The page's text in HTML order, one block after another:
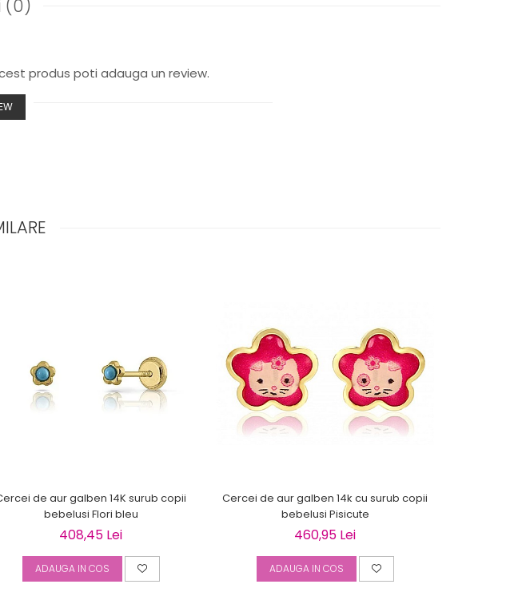
(0)
produs poti adauga un review.
de aur galben 14K surub copii
bebelusi Flori bleu
408,45 Lei
ADAUGA IN COS
Cercei de aur galben 14k cu surub copii
bebelusi Pisicute
460,95 Lei
ADAUGA IN COS